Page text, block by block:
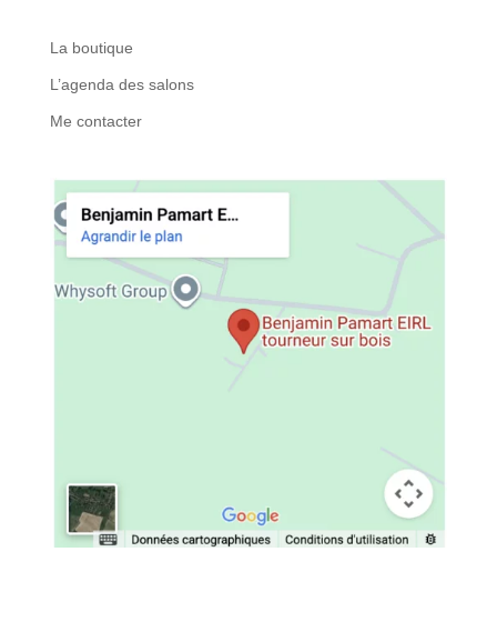
La boutique
L’agenda des salons
Me contacter